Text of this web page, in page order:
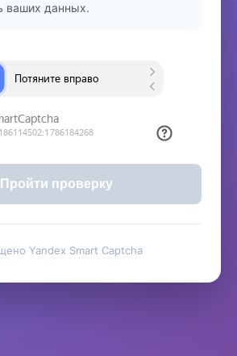
ваших данных.
Пройти проверку
Yandex Smart Captcha